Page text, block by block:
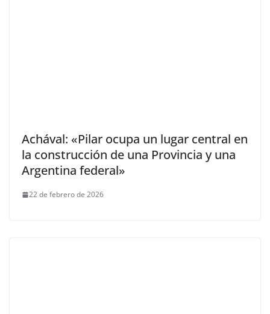
Achával: «Pilar ocupa un lugar central en
la construcción de una Provincia y una
Argentina federal»
22 de febrero de 2026